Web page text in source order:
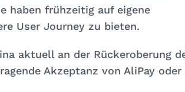
haben frühzeitig auf eigene
User Journey zu bieten.
aktuell an der Rückeroberung
Akzeptanz von AliPay oder